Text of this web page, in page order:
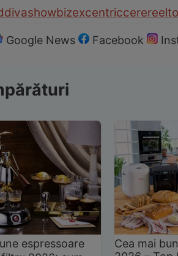
divashowbizexcentriccerere
Google News Facebook
espressoare
Cea mai